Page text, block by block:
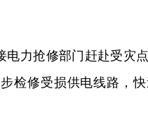
电力抢修部门赶赴受灾
检修受损供电线路，